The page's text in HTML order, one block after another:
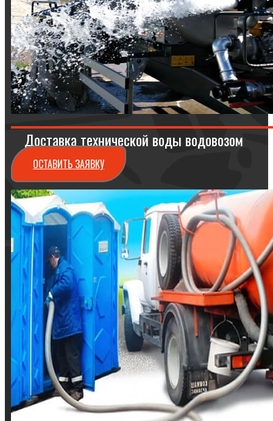
Доставка технической воды водовозом
ОСТАВИТЬ ЗАЯВКУ